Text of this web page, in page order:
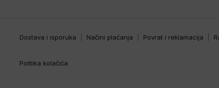
Dostava i isporuka Načini plaćanja Povrat i reklamacija
Politika kolačića